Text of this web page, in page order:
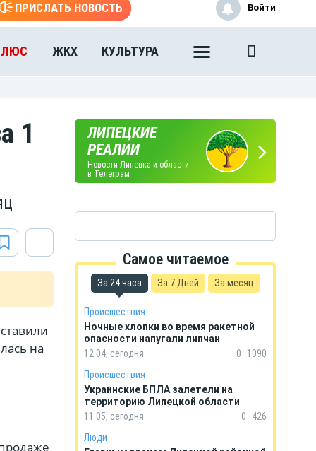
ПРИСЛАТЬ НОВОСТЬ
ЖКХ КУЛЬТУРА
Войти
1
на
ЛИПЕЦКИЕ
РЕАЛИИ
Новости Липецка и области
в Телеграм
ПОГОДА
В ЛИПЕЦКЕ
ГОРОСКОП
НА КАЖДЫЙ ДЕНЬ
Самое читаемое
За 24 часа За 7 Дней За месяц
Происшествия
Ночные хлопки во время ракетной
опасности напугали липчан
12:04, сегодня
0
1090
Происшествия
Украинские БПЛА залетели на
территорию Липецкой области
11:05, сегодня
0
426
Люди